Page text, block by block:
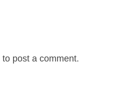
to post a comment.